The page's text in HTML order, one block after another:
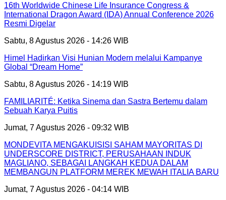
16th Worldwide Chinese Life Insurance Congress &
International Dragon Award (IDA) Annual Conference 2026
Resmi Digelar
Sabtu, 8 Agustus 2026 - 14:26 WIB
Himel Hadirkan Visi Hunian Modern melalui Kampanye
Global “Dream Home”
Sabtu, 8 Agustus 2026 - 14:19 WIB
FAMILIARITÉ: Ketika Sinema dan Sastra Bertemu dalam
Sebuah Karya Puitis
Jumat, 7 Agustus 2026 - 09:32 WIB
MONDEVITA MENGAKUISISI SAHAM MAYORITAS DI
UNDERSCORE DISTRICT, PERUSAHAAN INDUK
MAGLIANO, SEBAGAI LANGKAH KEDUA DALAM
MEMBANGUN PLATFORM MEREK MEWAH ITALIA BARU
Jumat, 7 Agustus 2026 - 04:14 WIB